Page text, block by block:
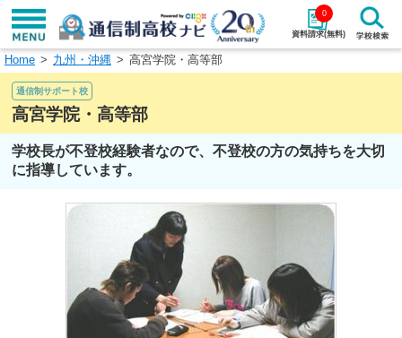
資料請求(無料)
0
学校名で探す
エリアから探す 特徴から探す
北陸・甲信越
中国
Home 九州・沖縄 高宮学院・高等部
通信制サポート校
高宮学院・高等部
学校長が不登校経験者なので、不登校の方の気持ちを大切
に指導しています。